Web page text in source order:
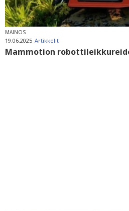
MAINOS
19.06.2025 Artikkelit
Mammotion